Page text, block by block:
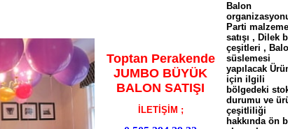
Toptan Perakende
JUMBO BÜYÜK
BALON SATIŞI
İLETİŞİM ;
Balon
Parti
satışı , Dilek
çeşitleri ,
süslemesi
yapılacak
için ilgili
bölgedeki
durumu ve
çeşitliliği
hakkında ön